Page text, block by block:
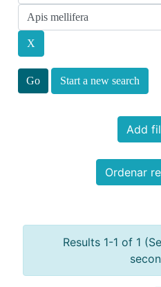
Start a new search
Add
Ordenar
Results 1-1 of 1